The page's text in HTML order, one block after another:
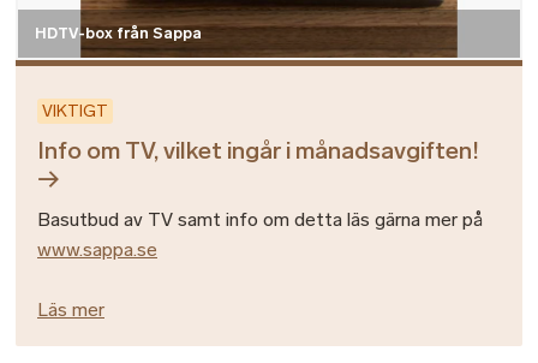
HDTV-box från Sappa
VIKTIGT
Info om TV, vilket ingår i månadsavgiften!
Basutbud av TV samt info om detta läs gärna mer på
www.sappa.se
Läs mer